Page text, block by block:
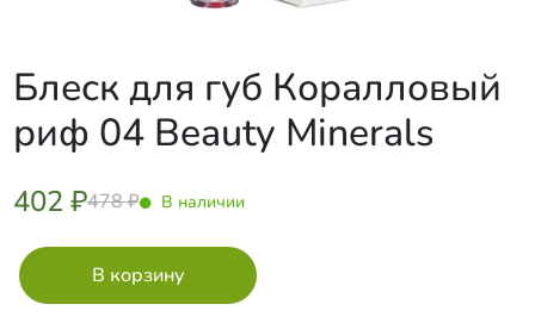
Блеск для губ Коралловый
риф 04 Beauty Minerals
402 ₽478 ₽ В наличии